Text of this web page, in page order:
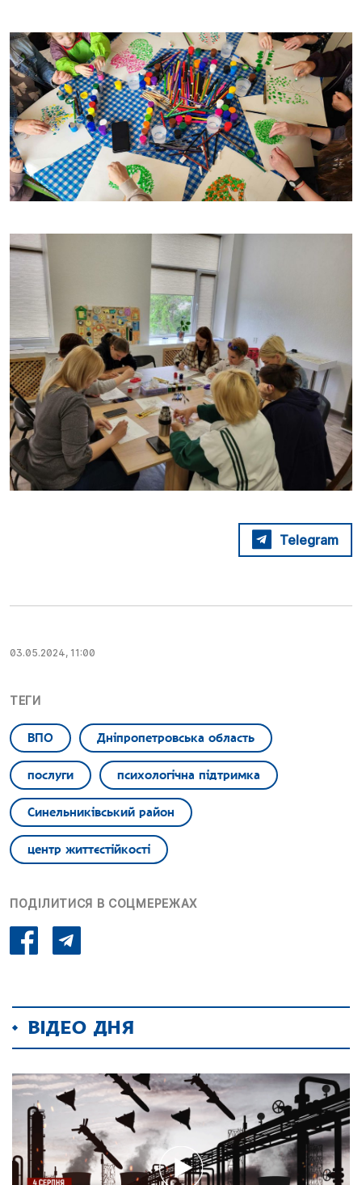
Telegram
03.05.2024, 11:00
ТЕГИ
ВПО Дніпропетровська область
послуги психологічна підтримка
Синельниківський район
центр життєстійкості
ПОДІЛИТИСЯ В СОЦМЕРЕЖАХ
ВІДЕО ДНЯ